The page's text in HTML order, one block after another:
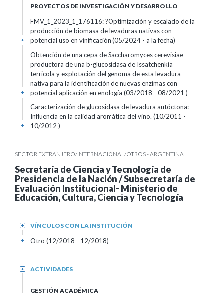
PROYECTOS DE INVESTIGACIÓN Y DESARROLLO
FMV_1_2023_1_176116: ?Optimización y escalado de la
producción de biomasa de levaduras nativas con
potencial uso en vinificación (05/2024 - a la fecha)
+
Obtención de una cepa de Saccharomyces cerevisiae
productora de una b-glucosidasa de Issatchenkia
terricola y explotación del genoma de esta levadura
nativa para la identificación de nuevas enzimas con
potencial aplicación en enología (03/2018 - 08/2021 )
+
Caracterización de glucosidasa de levadura autóctona:
Influencia en la calidad aromática del vino. (10/2011 -
10/2012 )
+
SECTOR EXTRANJERO/INTERNACIONAL/OTROS - ARGENTINA
Secretaría de Ciencia y Tecnología de
Presidencia de la Nación / Subsecretaría de
Evaluación Institucional- Ministerio de
Educación, Cultura, Ciencia y Tecnología
VÍNCULOS CON LA INSTITUCIÓN
+
Otro (12/2018 - 12/2018)
+
ACTIVIDADES
+
GESTIÓN ACADÉMICA